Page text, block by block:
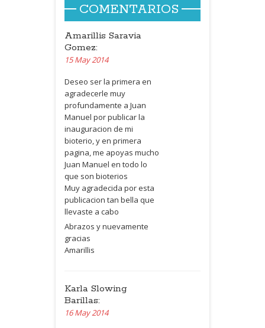
COMENTARIOS
Amarillis Saravia
Gomez:
15 May 2014
Deseo ser la primera en
agradecerle muy
profundamente a Juan
Manuel por publicar la
inauguracion de mi
bioterio, y en primera
pagina, me apoyas mucho
Juan Manuel en todo lo
que son bioterios
Muy agradecida por esta
publicacion tan bella que
llevaste a cabo
Abrazos y nuevamente
gracias
Amarillis
Karla Slowing
Barillas:
16 May 2014